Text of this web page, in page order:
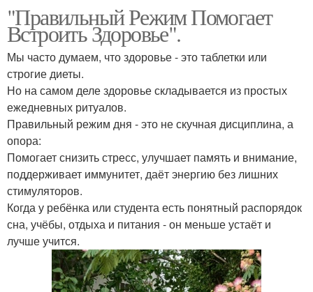
"Правильный Режим Помогает
Встроить Здоровье".
Мы часто думаем, что здоровье - это таблетки или
строгие диеты.
Но на самом деле здоровье складывается из простых
ежедневных ритуалов.
Правильный режим дня - это не скучная дисциплина, а
опора:
Помогает снизить стресс, улучшает память и внимание,
поддерживает иммунитет, даёт энергию без лишних
стимуляторов.
Когда у ребёнка или студента есть понятный распорядок
сна, учёбы, отдыха и питания - он меньше устаёт и
лучше учится.